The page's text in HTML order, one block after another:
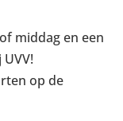
middag en een
op de